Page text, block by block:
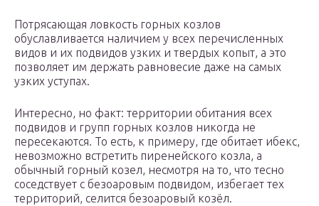
Потрясающая ловкость горных козлов
обуславливается наличием у всех перечисленных
видов и их подвидов узких и твердых копыт, а это
позволяет им держать равновесие даже на самых
узких уступах.
Интересно, но факт: территории обитания всех
подвидов и групп горных козлов никогда не
пересекаются. То есть, к примеру, где обитает ибекс,
невозможно встретить пиренейского козла, а
обычный горный козел, несмотря на то, что тесно
соседствует с безоаровым подвидом, избегает тех
территорий, селится безоаровый козёл.